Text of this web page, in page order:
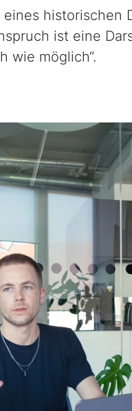
historischen
ist eine
wie möglich“.